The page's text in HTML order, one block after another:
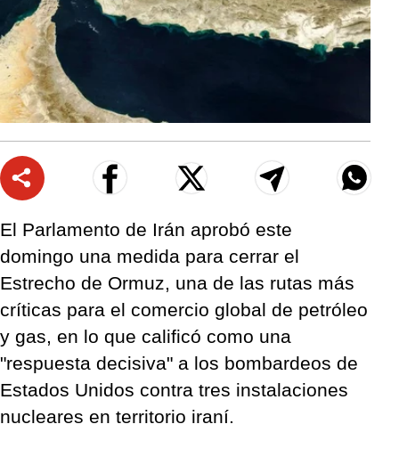
El Parlamento de Irán aprobó este
domingo una medida para cerrar el
Estrecho de Ormuz, una de las rutas más
críticas para el comercio global de petróleo
y gas, en lo que calificó como una
"respuesta decisiva" a los bombardeos de
Estados Unidos contra tres instalaciones
nucleares en territorio iraní.